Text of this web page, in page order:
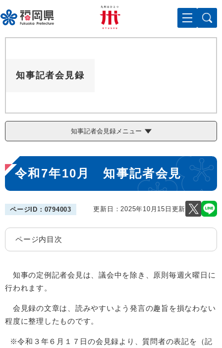
ー
ジ
の
メニューを飛ばして本文へ
知事記者会見録
知事記者会見録メニュー
本
文
令和7年10月 知事記者会見
ページID：0794003 更新日：2025年10月15日更新
ページ内目次
知事の定例記者会見は、議会中を除き、原則毎週火曜日に
行われます。
会見録の文章は、読みやすいよう発言の趣旨を損なわない
程度に整理したものです。
※令和３年６月１７日の会見録より、質問者の表記を（記